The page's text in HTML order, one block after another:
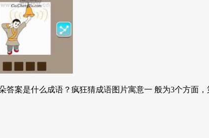
案是什么成语？疯狂猜成语图片寓意一 般为3个方面